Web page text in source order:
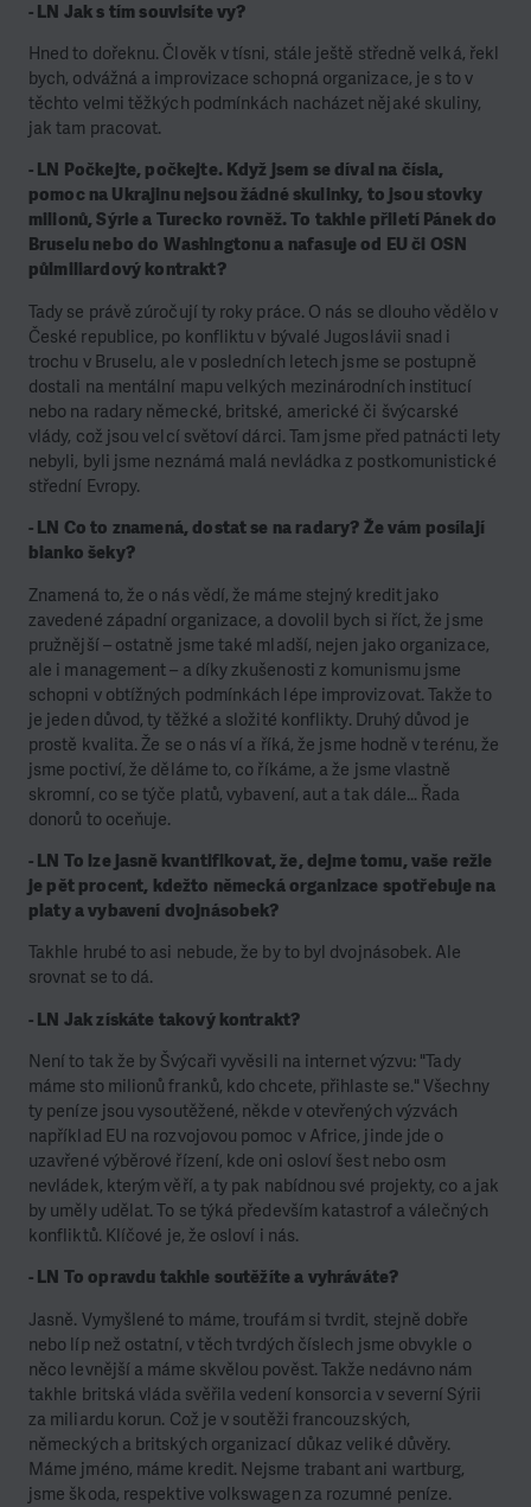
- LN Jak s tím souvisíte vy?
Hned to dořeknu. Člověk v tísni, stále ještě středně velká, řekl
bych, odvážná a improvizace schopná organizace, je s to v
těchto velmi těžkých podmínkách nacházet nějaké skuliny,
jak tam pracovat.
- LN Počkejte, počkejte. Když jsem se díval na čísla,
pomoc na Ukrajinu nejsou žádné skulinky, to jsou stovky
milionů, Sýrie a Turecko rovněž. To takhle přiletí Pánek do
Bruselu nebo do Washingtonu a nafasuje od EU či OSN
půlmiliardový kontrakt?
Tady se právě zúročují ty roky práce. O nás se dlouho vědělo v
České republice, po konfliktu v bývalé Jugoslávii snad i
trochu v Bruselu, ale v posledních letech jsme se postupně
dostali na mentální mapu velkých mezinárodních institucí
nebo na radary německé, britské, americké či švýcarské
vlády, což jsou velcí světoví dárci. Tam jsme před patnácti lety
nebyli, byli jsme neznámá malá nevládka z postkomunistické
střední Evropy.
- LN Co to znamená, dostat se na radary? Že vám posílají
bianko šeky?
Znamená to, že o nás vědí, že máme stejný kredit jako
zavedené západní organizace, a dovolil bych si říct, že jsme
pružnější – ostatně jsme také mladší, nejen jako organizace,
ale i management – a díky zkušenosti z komunismu jsme
schopni v obtížných podmínkách lépe improvizovat. Takže to
je jeden důvod, ty těžké a složité konflikty. Druhý důvod je
prostě kvalita. Že se o nás ví a říká, že jsme hodně v terénu, že
jsme poctiví, že děláme to, co říkáme, a že jsme vlastně
skromní, co se týče platů, vybavení, aut a tak dále… Řada
donorů to oceňuje.
- LN To lze jasně kvantifikovat, že, dejme tomu, vaše režie
je pět procent, kdežto německá organizace spotřebuje na
platy a vybavení dvojnásobek?
Takhle hrubé to asi nebude, že by to byl dvojnásobek. Ale
srovnat se to dá.
- LN Jak získáte takový kontrakt?
Není to tak že by Švýcaři vyvěsili na internet výzvu: "Tady
máme sto milionů franků, kdo chcete, přihlaste se." Všechny
ty peníze jsou vysoutěžené, někde v otevřených výzvách
například EU na rozvojovou pomoc v Africe, jinde jde o
uzavřené výběrové řízení, kde oni osloví šest nebo osm
nevládek, kterým věří, a ty pak nabídnou své projekty, co a jak
by uměly udělat. To se týká především katastrof a válečných
konfliktů. Klíčové je, že osloví i nás.
- LN To opravdu takhle soutěžíte a vyhráváte?
Jasně. Vymyšlené to máme, troufám si tvrdit, stejně dobře
nebo líp než ostatní, v těch tvrdých číslech jsme obvykle o
něco levnější a máme skvělou pověst. Takže nedávno nám
takhle britská vláda svěřila vedení konsorcia v severní Sýrii
za miliardu korun. Což je v soutěži francouzských,
německých a britských organizací důkaz veliké důvěry.
Máme jméno, máme kredit. Nejsme trabant ani wartburg,
jsme škoda, respektive volkswagen za rozumné peníze.